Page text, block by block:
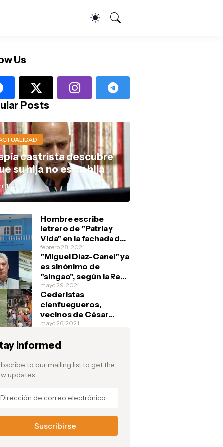
Us
Posts
castrista descubre
su hija no es su hija
11, 2021
Hombre escribe
letrero de "Patria y
Vida" en la fachada de
su casa y debajo
escribe: "Si tienen, un
marfilito por favor"
febrero 28, 2021
"Miguel Díaz-Canel" ya
es sinónimo de
"singao", según la Real
Academia Española
mayo 29, 2021
Cederistas
cienfuegueros,
vecinos de César
Prieto, aplauden la
festejan en la barriada
atleta vivía
mayo 26, 2021
Informed
to our mailing list to get the
updates.